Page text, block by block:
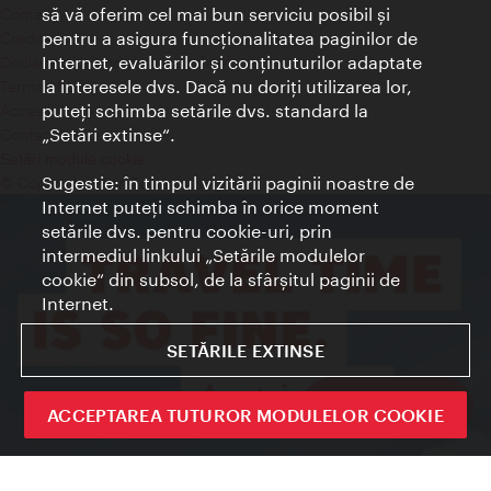
Sign up now
Contact
Credits
Declaraţie privind protecţia datelor
Terms of Use
Accesibilitate
Contact presa
© Copyright Wien Tourismus
să vă oferim cel mai bun serviciu posibil şi
pentru a asigura funcţionalitatea paginilor de
Internet, evaluărilor şi conţinuturilor adaptate
la interesele dvs. Dacă nu doriţi utilizarea lor,
puteţi schimba setările dvs. standard la
„Setări extinse“.
Sugestie: în timpul vizitării paginii noastre de
Internet puteţi schimba în orice moment
setările dvs. pentru cookie-uri, prin
intermediul linkului „Setările modulelor
cookie“ din subsol, de la sfârşitul paginii de
Internet.
SETĂRILE EXTINSE
ACCEPTAREA TUTUROR MODULELOR COOKIE